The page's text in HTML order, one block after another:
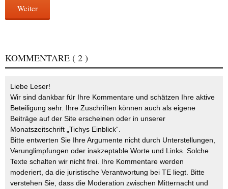
Weiter
KOMMENTARE ( 2 )
Liebe Leser!
Wir sind dankbar für Ihre Kommentare und schätzen Ihre aktive
Beteiligung sehr. Ihre Zuschriften können auch als eigene
Beiträge auf der Site erscheinen oder in unserer
Monatszeitschrift „Tichys Einblick“.
Bitte entwerten Sie Ihre Argumente nicht durch Unterstellungen,
Verunglimpfungen oder inakzeptable Worte und Links. Solche
Texte schalten wir nicht frei. Ihre Kommentare werden
moderiert, da die juristische Verantwortung bei TE liegt. Bitte
verstehen Sie, dass die Moderation zwischen Mitternacht und